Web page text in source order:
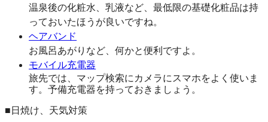
温泉後の化粧水、乳液など、最低限の基礎化粧品は持
っておいたほうが良いですね。
ヘアバンド
お風呂あがりなど、何かと便利ですよ。
モバイル充電器
旅先では、マップ検索にカメラにスマホをよく使いま
す。予備充電器を持っておきましょう。
■日焼け、天気対策